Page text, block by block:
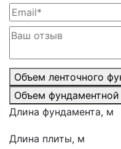
Объем ленточного
Объем
Длина фундамента, м
Длина плиты, м